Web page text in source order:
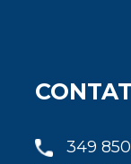
349